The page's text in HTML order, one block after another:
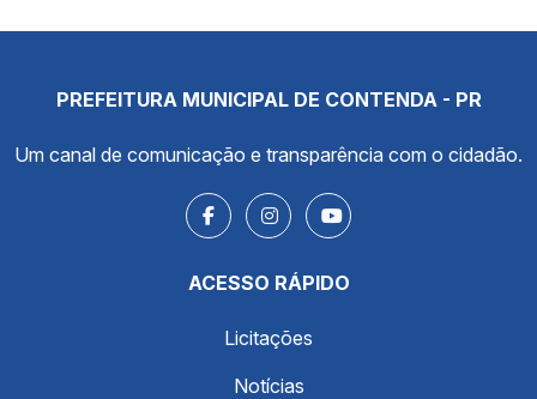
PREFEITURA MUNICIPAL DE CONTENDA - PR
Um canal de comunicação e transparência com o cidadão.
ACESSO RÁPIDO
Licitações
Notícias